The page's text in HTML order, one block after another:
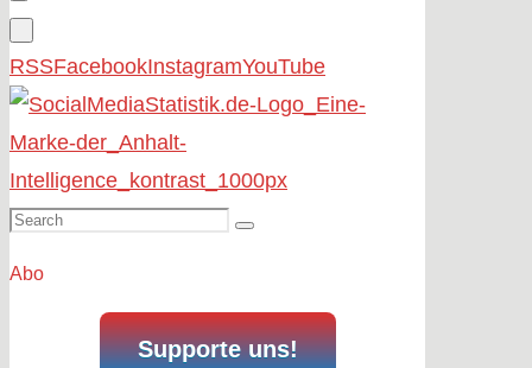
RSSFacebookInstagramYouTube
Search
Search
Abo
Supporte uns!